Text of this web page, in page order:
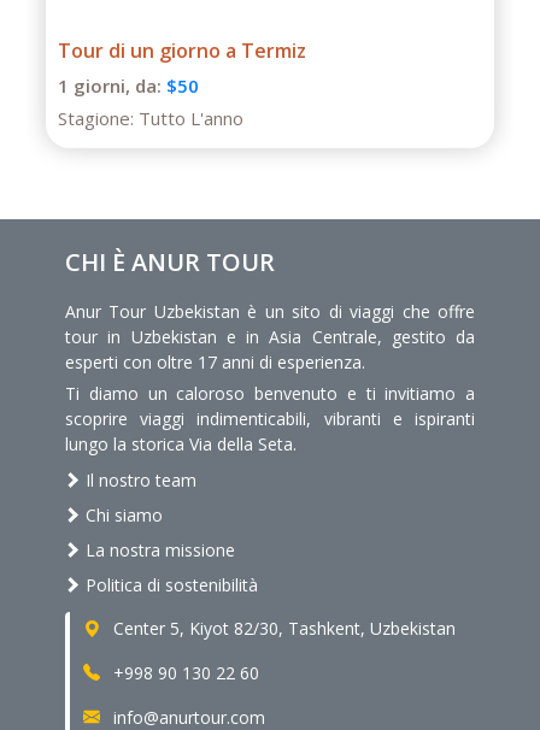
Tour di un giorno a Termiz
1 giorni, da: $50
Stagione: Tutto L'anno
CHI È ANUR TOUR
Anur Tour Uzbekistan è un sito di viaggi che offre
tour in Uzbekistan e in Asia Centrale, gestito da
esperti con oltre 17 anni di esperienza.
Ti diamo un caloroso benvenuto e ti invitiamo a
scoprire viaggi indimenticabili, vibranti e ispiranti
lungo la storica Via della Seta.
Il nostro team
Chi siamo
La nostra missione
Politica di sostenibilità
Center 5, Kiyot 82/30, Tashkent, Uzbekistan
+998 90 130 22 60
info@anurtour.com